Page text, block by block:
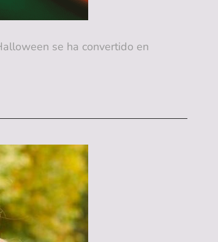
se ha convertido en